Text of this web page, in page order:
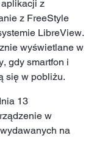
z
z FreeStyle
LibreView.
wyświetlane w
gdy smartfon i
się w pobliżu.
13
w
na